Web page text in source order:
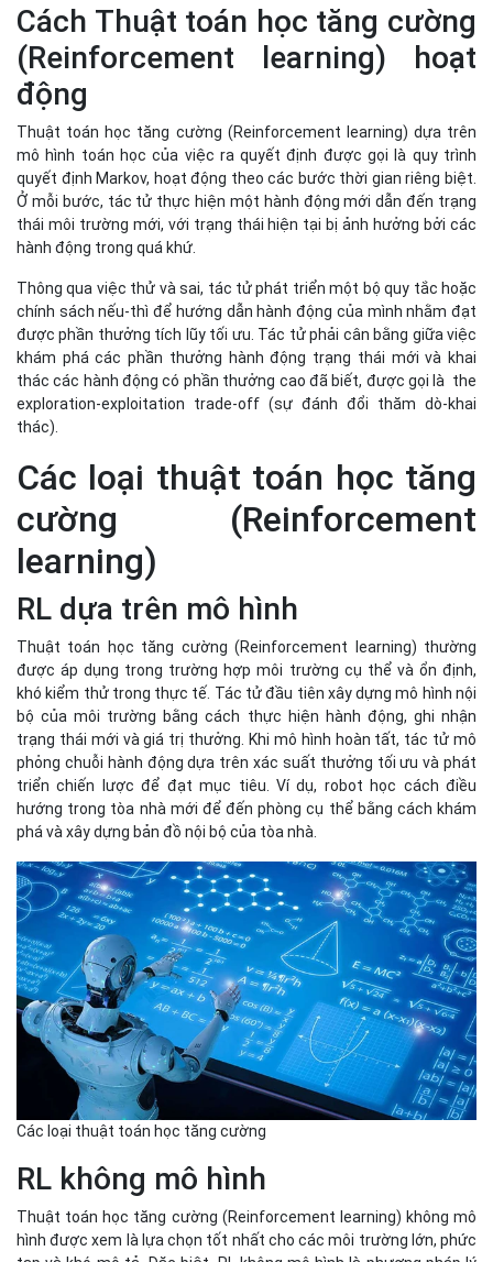
Thông qua việc thử và sai, tác tử phát triển một bộ quy tắc hoặc
chính sách nếu-thì để hướng dẫn hành động của mình nhằm đạt
được phần thưởng tích lũy tối ưu. Tác tử phải cân bằng giữa việc
khám phá các phần thưởng hành động trạng thái mới và khai
thác các hành động có phần thưởng cao đã biết, được gọi là the
exploration-exploitation trade-off (sự đánh đổi thăm dò-khai
thác).
Các loại thuật toán học tăng
cường (Reinforcement
learning)
RL dựa trên mô hình
Thuật toán học tăng cường (Reinforcement learning) thường
được áp dụng trong trường hợp môi trường cụ thể và ổn định,
khó kiểm thử trong thực tế. Tác tử đầu tiên xây dựng mô hình nội
bộ của môi trường bằng cách thực hiện hành động, ghi nhận
trạng thái mới và giá trị thưởng. Khi mô hình hoàn tất, tác tử mô
phỏng chuỗi hành động dựa trên xác suất thưởng tối ưu và phát
triển chiến lược để đạt mục tiêu. Ví dụ, robot học cách điều
hướng trong tòa nhà mới để đến phòng cụ thể bằng cách khám
phá và xây dựng bản đồ nội bộ của tòa nhà.
Các loại thuật toán học tăng cường
RL không mô hình
Thuật toán học tăng cường (Reinforcement learning) không mô
hình được xem là lựa chọn tốt nhất cho các môi trường lớn, phức
tạp và khó mô tả. Đặc biệt, RL không mô hình là phương pháp lý
tưởng khi môi trường không xác định và thay đổi thường xuyên,
và không yêu cầu thử nghiệm trên môi trường. Trong RL không
mô hình, tác tử không xây dựng mô hình nội bộ của môi trường và
động lực, mà thay vào đó sử dụng phương pháp thử và sai để
phát triển chính sách dựa trên việc ghi điểm và quan sát các cặp
Ví dụ, khi một chiếc xe tự hành cần điều hướng trong môi trường
giao thông thành phố, với đa dạng yếu tố như đường xá, mô hình
giao thông và hành vi của người đi bộ, môi trường trở nên phức